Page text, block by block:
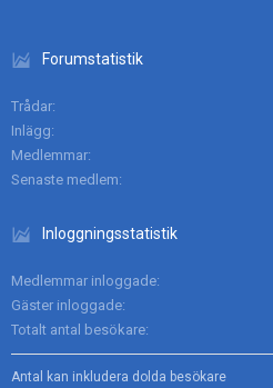
Forumstatistik
Trådar
Inlägg
Medlemmar
Senaste medlem
Inloggningsstatistik
Medlemmar inloggade
Gäster inloggade
Totalt antal besökare
Antal kan inkludera dolda besökare